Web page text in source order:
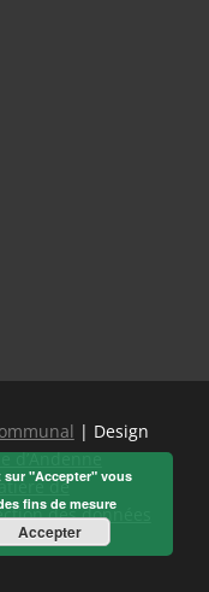
| Design
d’Andenne
de
des données
sur "Accepter" vous
fins de mesure
Accepter